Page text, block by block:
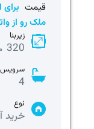
قیمت
ملک رو از
زیربنا
320
سرویس
4
نوع
خرید